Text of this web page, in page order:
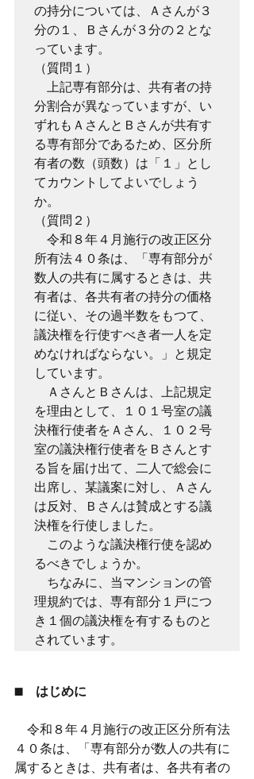
の持分については、Ａさんが３
分の１、Ｂさんが３分の２とな
っています。
（質問１）
上記専有部分は、共有者の持
分割合が異なっていますが、い
ずれもＡさんとＢさんが共有す
る専有部分であるため、区分所
有者の数（頭数）は「１」とし
てカウントしてよいでしょう
か。
（質問２）
令和８年４月施行の改正区分
所有法４０条は、「専有部分が
数人の共有に属するときは、共
有者は、各共有者の持分の価格
に従い、その過半数をもつて、
議決権を行使すべき者一人を定
めなければならない。」と規定
しています。
ＡさんとＢさんは、上記規定
を理由として、１０１号室の議
決権行使者をＡさん、１０２号
室の議決権行使者をＢさんとす
る旨を届け出て、二人で総会に
出席し、某議案に対し、Ａさん
は反対、Ｂさんは賛成とする議
決権を行使しました。
このような議決権行使を認め
るべきでしょうか。
ちなみに、当マンションの管
理規約では、専有部分１戸につ
き１個の議決権を有するものと
されています。
■　はじめに
令和８年４月施行の改正区分所有法
４０条は、「専有部分が数人の共有に
属するときは、共有者は、各共有者の